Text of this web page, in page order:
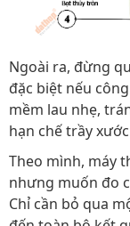
Ngoài ra, đừng
đặc biệt nếu
mềm lau nhẹ,
hạn chế trầy
Theo mình, máy
nhưng muốn đo
Chỉ cần bỏ qua